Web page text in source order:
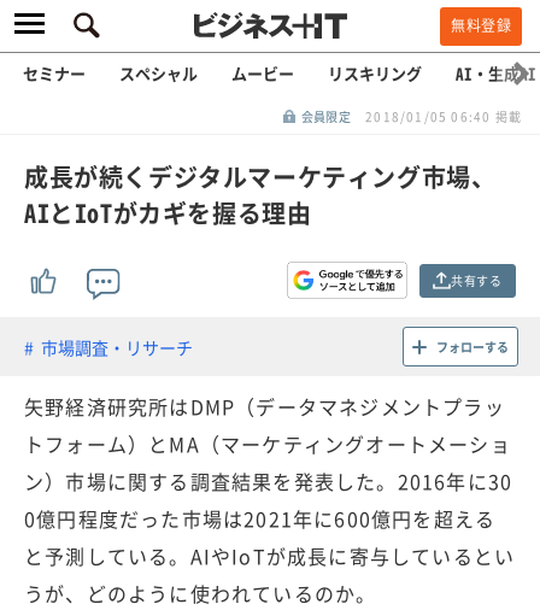
無料登録
セミナー スペシャル ムービー リスキリング AI・生成AI
会員限定 2018/01/05 06:40 掲載
成長が続くデジタルマーケティング市場、
AIとIoTがカギを握る理由
共有する
市場調査・リサーチ フォローする
矢野経済研究所はDMP（データマネジメントプラッ
トフォーム）とMA（マーケティングオートメーショ
ン）市場に関する調査結果を発表した。2016年に30
0億円程度だった市場は2021年に600億円を超える
と予測している。AIやIoTが成長に寄与しているとい
うが、どのように使われているのか。